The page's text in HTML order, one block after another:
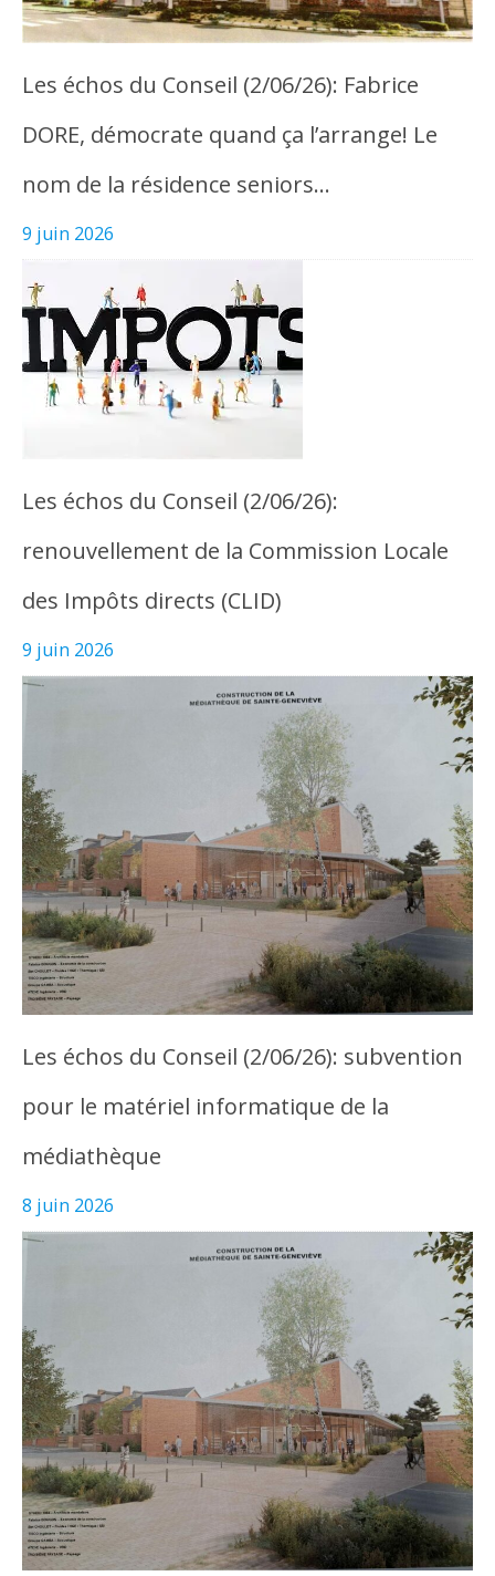
Les échos du Conseil (2/06/26): Fabrice
DORE, démocrate quand ça l’arrange! Le
nom de la résidence seniors…
9 juin 2026
Les échos du Conseil (2/06/26):
renouvellement de la Commission Locale
des Impôts directs (CLID)
9 juin 2026
Les échos du Conseil (2/06/26): subvention
pour le matériel informatique de la
médiathèque
8 juin 2026